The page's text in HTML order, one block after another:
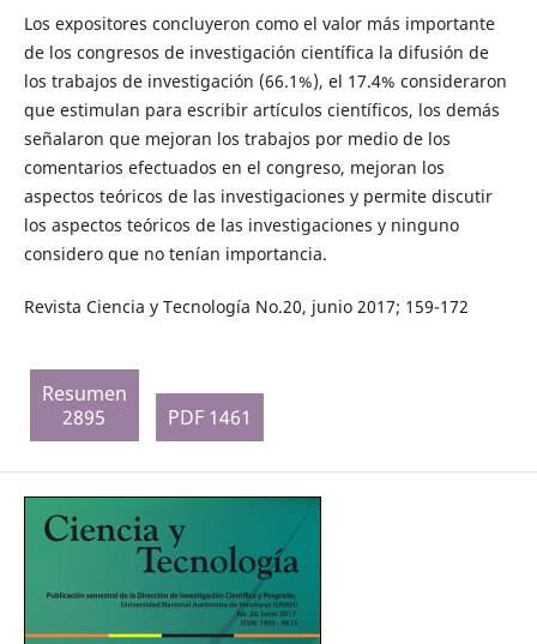
Los expositores concluyeron como el valor más importante
de los congresos de investigación científica la difusión de
los trabajos de investigación (66.1%), el 17.4% consideraron
que estimulan para escribir artículos científicos, los demás
señalaron que mejoran los trabajos por medio de los
comentarios efectuados en el congreso, mejoran los
aspectos teóricos de las investigaciones y permite discutir
los aspectos teóricos de las investigaciones y ninguno
considero que no tenían importancia.
Revista Ciencia y Tecnología No.20, junio 2017; 159-172
Resumen
2895
PDF 1461